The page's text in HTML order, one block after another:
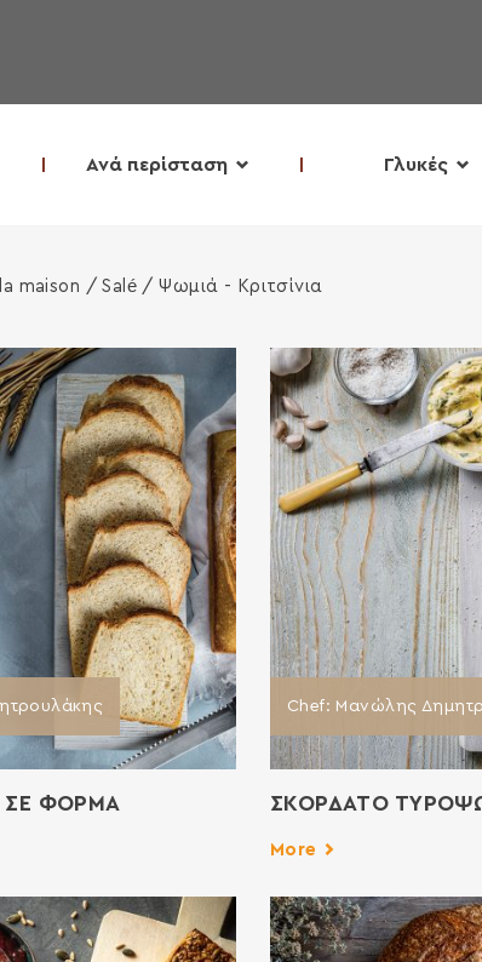
Ανά περίσταση Γλυκές
maison /Salé / Ψωμιά - Κριτσίνια
ΣΕ ΦΟΡΜΑ
Chef: Μανώλης
ΣΚΟΡΔΑΤΟ
More